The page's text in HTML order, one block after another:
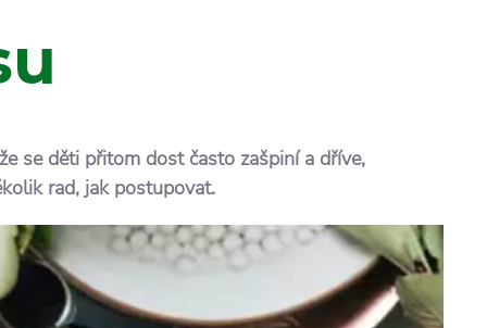
se děti přitom dost často zašpiní a dříve,
rad, jak postupovat.